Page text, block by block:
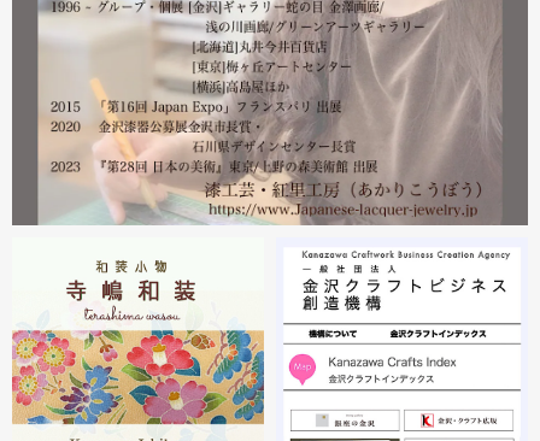
2023.02
2月21日から27日まで 仙台三越で開催中の『第22回 金
沢・能登 美味と美技展』に出展しています。会場には作
者本人がおりますのでお近くの方はぜひ遊びにいらしてく
ださい。お待ちしております。
2月19日から23日まで 東京・上野の森美術館で開催中の
『第28回 日本の美術展』に出展しています。
2023.02
昨年初めからT-BASE銀座ギャラリーさんのご依頼で螺鈿
細工のソフビフィギュア装飾のお仕事させていただいてま
す。広面積への螺鈿細工や蒔絵となりますのでかなりの高
額品になりますがご好評のようで嬉しい限りです(^^)写真